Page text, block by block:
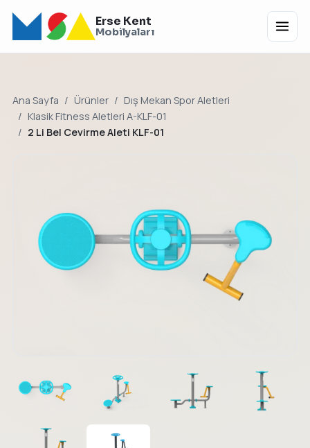
Erse Kent
Mobilyaları Menü
Ana Sayfa Ürünler
Dış Mekan Spor Aletleri
Klasik Fitness Aletleri A-KLF-01
2 Li Bel Cevirme Aleti KLF-01